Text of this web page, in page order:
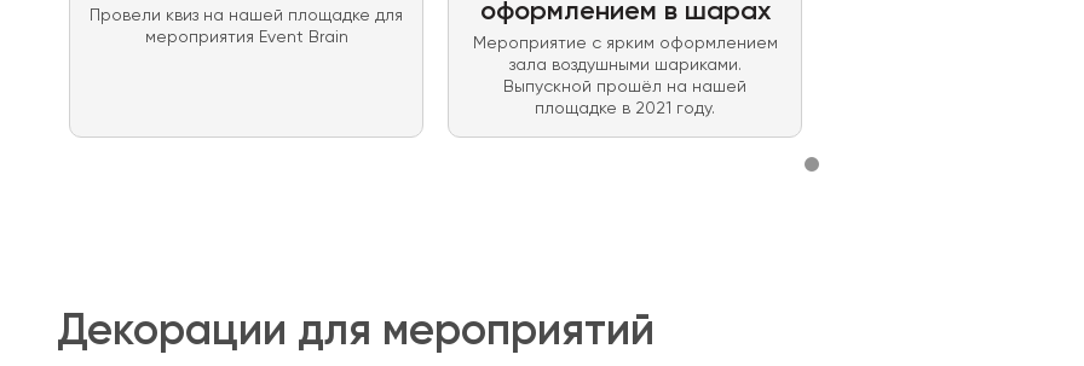
Провели квиз на нашей площадке для
мероприятия Event Brain
оформлением в шарах
Мероприятие с ярким оформлением
зала воздушными шариками.
Выпускной прошёл на нашей
площадке в 2021 году.
Декорации для мероприятий